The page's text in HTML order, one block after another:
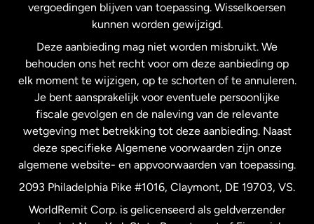
Nederland
Nieuw-Zeeland
Spanje
Verenigd Koninkrijk
Verenigde Staten English
vergoedingen blijven van toepassing. Wisselkoersen
kunnen worden gewijzigd.
Deze aanbieding mag niet worden misbruikt. We
behouden ons het recht voor om deze aanbieding op
elk moment te wijzigen, op te schorten of te annuleren.
Je bent aansprakelijk voor eventuele persoonlijke
fiscale gevolgen en de naleving van de relevante
wetgeving met betrekking tot deze aanbieding. Naast
deze specifieke Algemene voorwaarden zijn onze
algemene website- en appvoorwaarden van toepassing.
2093 Philadelphia Pike #1016, Claymont, DE 19703, VS.
WorldRemit Corp. is gelicenseerd als geldverzender